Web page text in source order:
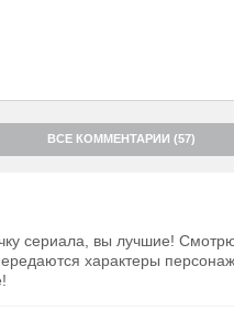
ВСЕ КОММЕНТАРИИ (57)
сериала, вы лучшие!
характеры